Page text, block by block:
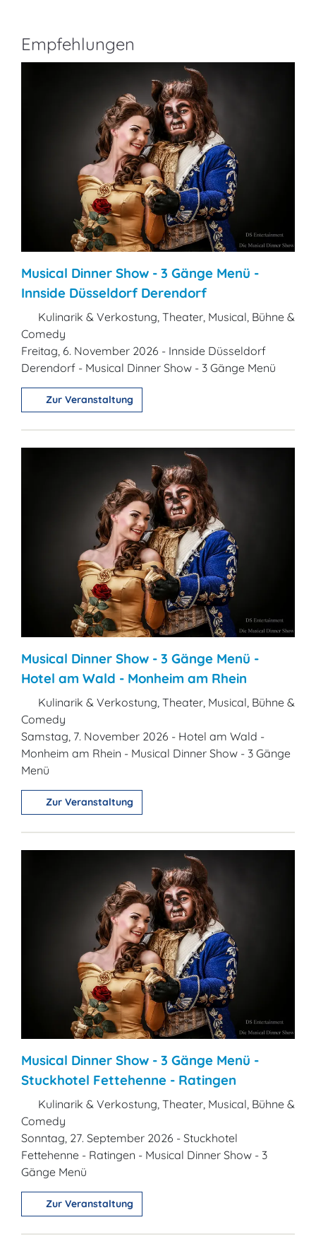
Empfehlungen
Musical Dinner Show - 3 Gänge Menü -
Innside Düsseldorf Derendorf
Kulinarik & Verkostung, Theater, Musical, Bühne &
Comedy
Freitag, 6. November 2026 - Innside Düsseldorf
Derendorf - Musical Dinner Show - 3 Gänge Menü
Zur Veranstaltung
Musical Dinner Show - 3 Gänge Menü -
Hotel am Wald - Monheim am Rhein
Kulinarik & Verkostung, Theater, Musical, Bühne &
Comedy
Samstag, 7. November 2026 - Hotel am Wald -
Monheim am Rhein - Musical Dinner Show - 3 Gänge
Menü
Zur Veranstaltung
Musical Dinner Show - 3 Gänge Menü -
Stuckhotel Fettehenne - Ratingen
Kulinarik & Verkostung, Theater, Musical, Bühne &
Comedy
Sonntag, 27. September 2026 - Stuckhotel
Fettehenne - Ratingen - Musical Dinner Show - 3
Gänge Menü
Zur Veranstaltung